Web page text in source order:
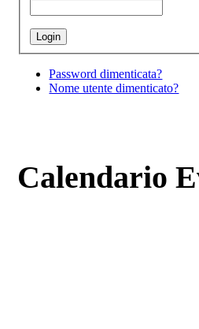
Password dimenticata?
Nome utente dimenticato?
Calendario